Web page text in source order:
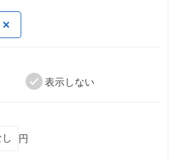
表示しない
円